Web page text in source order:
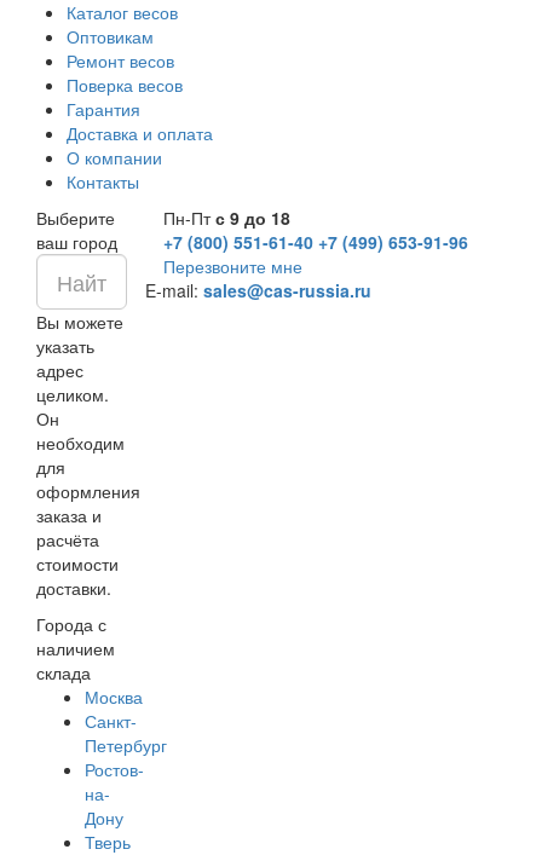
Каталог весов
Оптовикам
Ремонт весов
Поверка весов
Гарантия
Доставка и оплата
О компании
Контакты
Выберите
ваш город
Вы можете
указать
адрес
целиком.
Он
необходим
для
оформления
заказа и
расчёта
стоимости
доставки.
Города с
наличием
склада
Москва
Санкт-
Петербург
Ростов-
на-
Дону
Тверь
Пн-Птс 9 до 18
+7 (800) 551-61-40 +7 (499) 653-91-96
Перезвоните мне
E-mail: sales@cas-russia.ru